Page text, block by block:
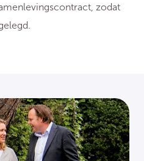
zodat